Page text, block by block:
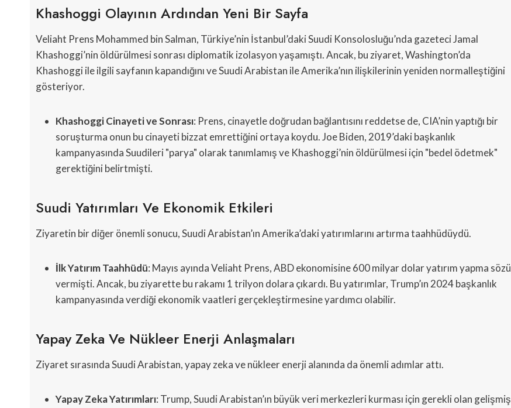
Khashoggi Olayının Ardından Yeni Bir Sayfa
Veliaht Prens Mohammed bin Salman, Türkiye’nin İstanbul’daki Suudi Konsolosluğu’nda gazeteci Jamal
Khashoggi’nin öldürülmesi sonrası diplomatik izolasyon yaşamıştı. Ancak, bu ziyaret, Washington’da
Khashoggi ile ilgili sayfanın kapandığını ve Suudi Arabistan ile Amerika’nın ilişkilerinin yeniden normalleştiğini
gösteriyor.
Khashoggi Cinayeti ve Sonrası: Prens, cinayetle doğrudan bağlantısını reddetse de, CIA’nin yaptığı bir
soruşturma onun bu cinayeti bizzat emrettiğini ortaya koydu. Joe Biden, 2019’daki başkanlık
kampanyasında Suudileri "parya" olarak tanımlamış ve Khashoggi’nin öldürülmesi için "bedel ödetmek"
gerektiğini belirtmişti.
Suudi Yatırımları Ve Ekonomik Etkileri
Ziyaretin bir diğer önemli sonucu, Suudi Arabistan’ın Amerika’daki yatırımlarını artırma taahhüdüydü.
İlk Yatırım Taahhüdü: Mayıs ayında Veliaht Prens, ABD ekonomisine 600 milyar dolar yatırım yapma sözü
vermişti. Ancak, bu ziyarette bu rakamı 1 trilyon dolara çıkardı. Bu yatırımlar, Trump’ın 2024 başkanlık
kampanyasında verdiği ekonomik vaatleri gerçekleştirmesine yardımcı olabilir.
Yapay Zeka Ve Nükleer Enerji Anlaşmaları
Ziyaret sırasında Suudi Arabistan, yapay zeka ve nükleer enerji alanında da önemli adımlar attı.
Yapay Zeka Yatırımları: Trump, Suudi Arabistan’ın büyük veri merkezleri kurması için gerekli olan gelişmiş